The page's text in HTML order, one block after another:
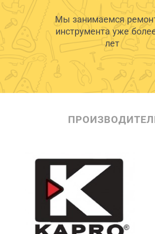
Мы занимаемся
инструмента уже
лет